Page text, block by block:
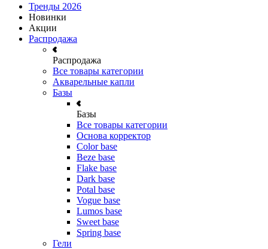
Тренды 2026
Новинки
Акции
Распродажа
Распродажа
Все товары категории
Акварельные капли
Базы
Базы
Все товары категории
Основа корректор
Color base
Beze base
Flake base
Dark base
Potal base
Vogue base
Lumos base
Sweet base
Spring base
Гели